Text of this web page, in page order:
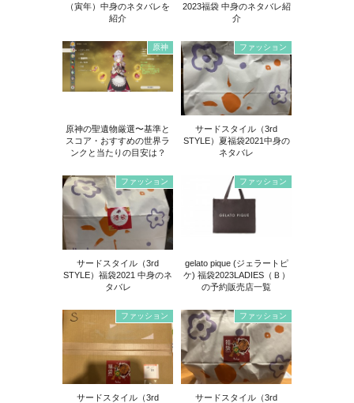
（寅年）中身のネタバレを
紹介
2023福袋 中身のネタバレ紹
介
原神
原神の聖遺物厳選〜基準と
スコア・おすすめの世界ラ
ンクと当たりの目安は？
ファッション
サードスタイル（3rd
STYLE）夏福袋2021中身の
ネタバレ
ファッション
サードスタイル（3rd
STYLE）福袋2021 中身のネ
タバレ
ファッション
gelato pique (ジェラートピ
ケ) 福袋2023LADIES（Ｂ）
の予約販売店一覧
ファッション
サードスタイル（3rd
ファッション
サードスタイル（3rd